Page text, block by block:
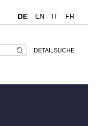
DE EN IT FR
DETAILSUCHE